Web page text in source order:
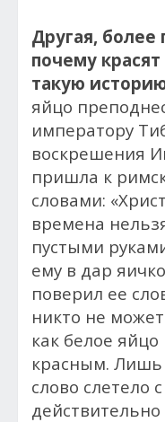
Другая, более
почему
такую
яйцо
императору
воскрешения
пришла к
словами:
времена
пустыми
ему в дар
поверил ее
никто не
как белое
красным. Лишь
слово слетело